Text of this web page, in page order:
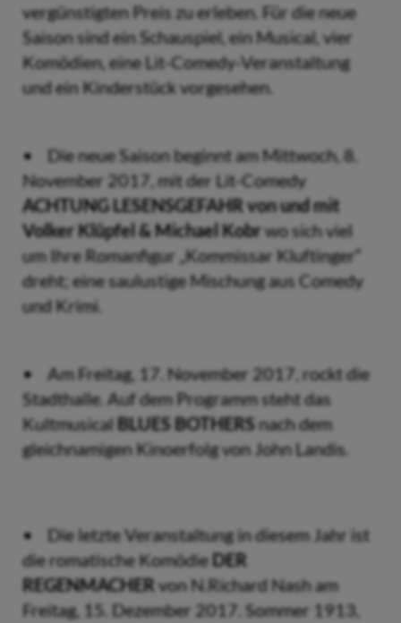
vergünstigten Preis zu erleben. Für die neue
Saison sind ein Schauspiel, ein Musical, vier
Komödien, eine Lit-Comedy-Veranstaltung
und ein Kinderstück vorgesehen.
• Die neue Saison beginnt am Mittwoch, 8.
November 2017, mit der Lit-Comedy
ACHTUNG LESENSGEFAHR von und mit
Volker Klüpfel & Michael Kobrwo sich viel
um Ihre Romanfigur „Kommissar Kluftinger“
dreht; eine saulustige Mischung aus Comedy
und Krimi.
• Am Freitag, 17. November 2017, rockt die
Stadthalle. Auf dem Programm steht das
KultmusicalBLUES BOTHERSnach dem
gleichnamigen Kinoerfolg von John Landis.
• Die letzte Veranstaltung in diesem Jahr ist
die romatische KomödieDER
REGENMACHERvon N.Richard Nash am
Freitag, 15. Dezember 2017. Sommer 1913,